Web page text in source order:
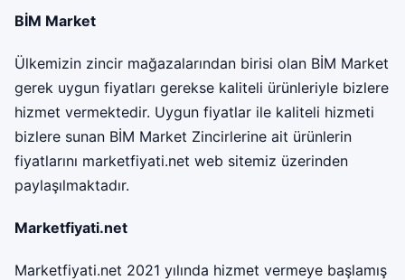
BİM Market
Ülkemizin zincir mağazalarından birisi olan BİM Market
gerek uygun fiyatları gerekse kaliteli ürünleriyle bizlere
hizmet vermektedir. Uygun fiyatlar ile kaliteli hizmeti
bizlere sunan BİM Market Zincirlerine ait ürünlerin
fiyatlarını marketfiyati.net web sitemiz üzerinden
paylaşılmaktadır.
Marketfiyati.net
Marketfiyati.net 2021 yılında hizmet vermeye başlamış